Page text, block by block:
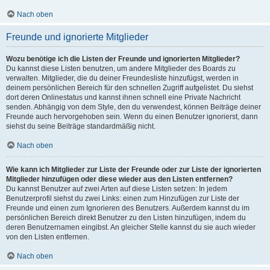
Nach oben
Freunde und ignorierte Mitglieder
Wozu benötige ich die Listen der Freunde und ignorierten Mitglieder?
Du kannst diese Listen benutzen, um andere Mitglieder des Boards zu
verwalten. Mitglieder, die du deiner Freundesliste hinzufügst, werden in
deinem persönlichen Bereich für den schnellen Zugriff aufgelistet. Du siehst
dort deren Onlinestatus und kannst ihnen schnell eine Private Nachricht
senden. Abhängig von dem Style, den du verwendest, können Beiträge deiner
Freunde auch hervorgehoben sein. Wenn du einen Benutzer ignorierst, dann
siehst du seine Beiträge standardmäßig nicht.
Nach oben
Wie kann ich Mitglieder zur Liste der Freunde oder zur Liste der ignorierten
Mitglieder hinzufügen oder diese wieder aus den Listen entfernen?
Du kannst Benutzer auf zwei Arten auf diese Listen setzen: In jedem
Benutzerprofil siehst du zwei Links: einen zum Hinzufügen zur Liste der
Freunde und einen zum Ignorieren des Benutzers. Außerdem kannst du im
persönlichen Bereich direkt Benutzer zu den Listen hinzufügen, indem du
deren Benutzernamen eingibst. An gleicher Stelle kannst du sie auch wieder
von den Listen entfernen.
Nach oben